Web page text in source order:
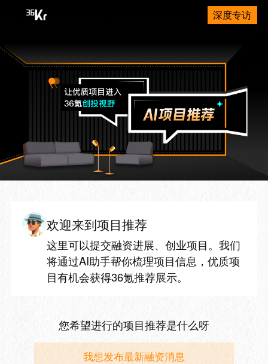
深度专访
欢迎来到项目推荐
这里可以提交融资进展、创业项目。我们
将通过AI助手帮你梳理项目信息，优质项
目有机会获得36氪推荐展示。
您希望进行的项目推荐是什么呀
我想发布最新融资消息